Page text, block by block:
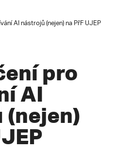
AI nástrojů (nejen) na PřF UJEP
pro
AI